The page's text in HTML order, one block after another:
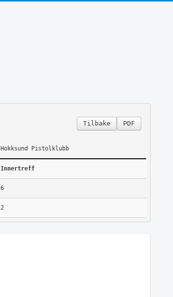
PDF
Tilbake
Hokksund Pistolklubb
Innertreff
6
2